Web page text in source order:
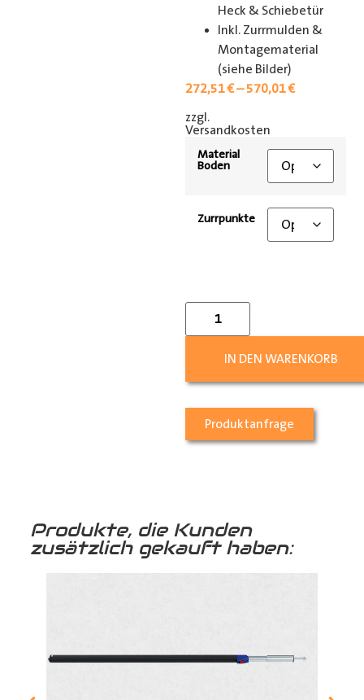
Heck & Schiebetür
Inkl. Zurrmulden &
Montagematerial
(siehe Bilder)
272,51€–570,01€
zzgl.
Versandkosten
Material
Boden
Zurrpunkte
IN DEN WARENKORB
Produktanfrage
Produkte, die Kunden
zusätzlich gekauft haben: